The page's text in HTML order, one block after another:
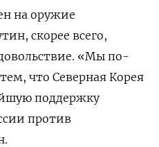
на оружие
скорее всего,
«Мы по-
что Северная Корея
поддержку
против